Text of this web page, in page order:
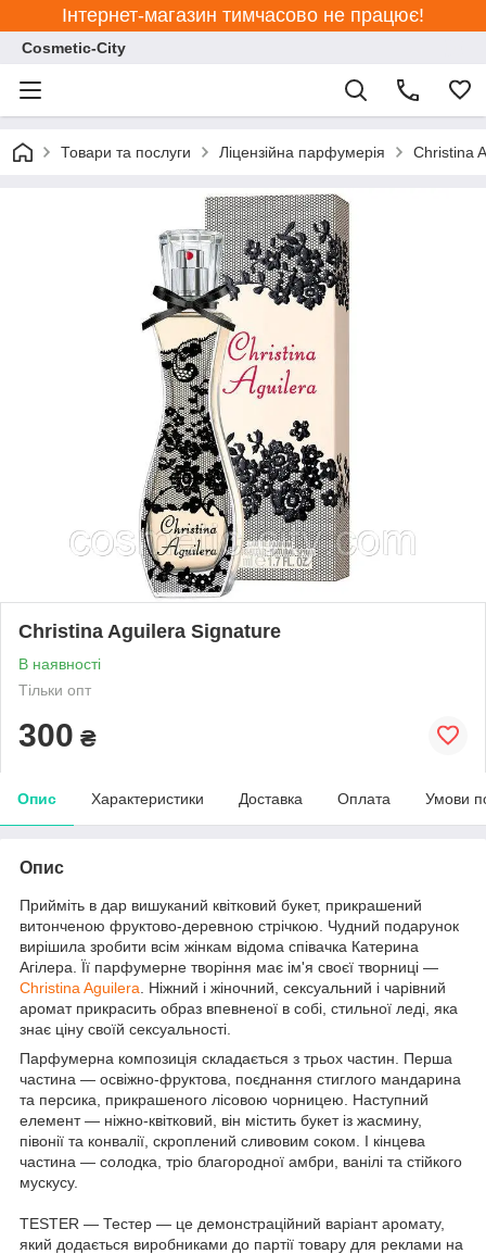
Інтернет-магазин тимчасово не працює!
Cosmetic-City
Товари та послуги Ліцензійна парфумерія Christina
Christina Aguilera Signature
В наявності
Тільки опт
300 ₴
Опис Характеристики Доставка Оплата Умови
Опис
Прийміть в дар вишуканий квітковий букет, прикрашений
витонченою фруктово-деревною стрічкою. Чудний подарунок
вирішила зробити всім жінкам відома співачка Катерина
Агілера. Її парфумерне творіння має ім'я своєї творниці —
Christina Aguilera . Ніжний і жіночний, сексуальний і чарівний
аромат прикрасить образ впевненої в собі, стильної леді, яка
знає ціну своїй сексуальності.
Парфумерна композиція складається з трьох частин. Перша
частина — освіжно-фруктова, поєднання стиглого мандарина
та персика, прикрашеного лісовою чорницею. Наступний
елемент — ніжно-квітковий, він містить букет із жасмину,
півонії та конвалії, скроплений сливовим соком. І кінцева
частина — солодка, тріо благородної амбри, ванілі та стійкого
мускусу.
TESTER — Тестер — це демонстраційний варіант аромату,
який додається виробниками до партії товару для реклами на